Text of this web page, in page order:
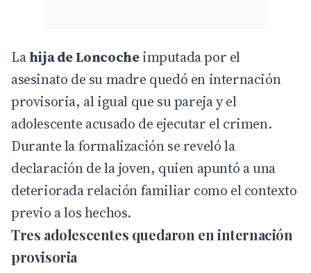
Lahija de Loncocheimputada por el
asesinato de su madre quedó en internación
provisoria, al igual que su pareja y el
adolescente acusado de ejecutar el crimen.
Durante la formalización se reveló la
declaración de la joven, quien apuntó a una
deteriorada relación familiar como el contexto
previo a los hechos.
Tres adolescentes quedaron en internación
provisoria